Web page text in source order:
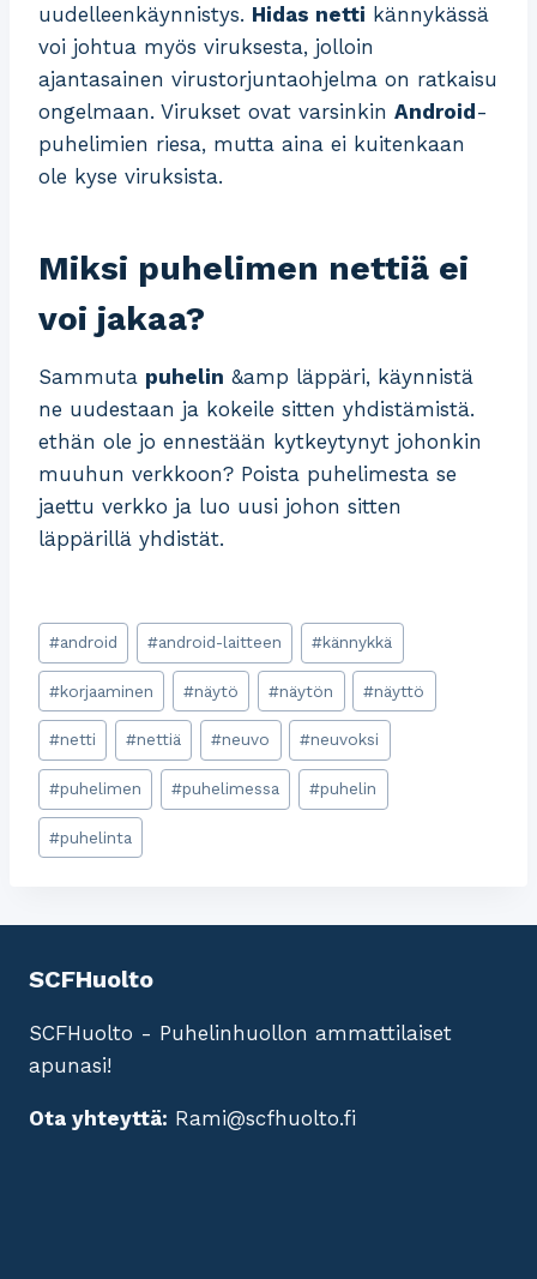
uudelleenkäynnistys. Hidas netti kännykässä
voi johtua myös viruksesta, jolloin
ajantasainen virustorjuntaohjelma on ratkaisu
ongelmaan. Virukset ovat varsinkin Android-
puhelimien riesa, mutta aina ei kuitenkaan
ole kyse viruksista.
Miksi puhelimen nettiä ei
voi jakaa?
Sammuta puhelin &amp läppäri, käynnistä
ne uudestaan ja kokeile sitten yhdistämistä.
ethän ole jo ennestään kytkeytynyt johonkin
muuhun verkkoon? Poista puhelimesta se
jaettu verkko ja luo uusi johon sitten
läppärillä yhdistät.
Post
Tags:
#android #android-laitteen #kännykkä
#korjaaminen #näytö #näytön #näyttö
#netti #nettiä #neuvo #neuvoksi
#puhelimen #puhelimessa #puhelin
#puhelinta
SCFHuolto
SCFHuolto - Puhelinhuollon ammattilaiset
apunasi!
Ota yhteyttä: Rami@scfhuolto.fi